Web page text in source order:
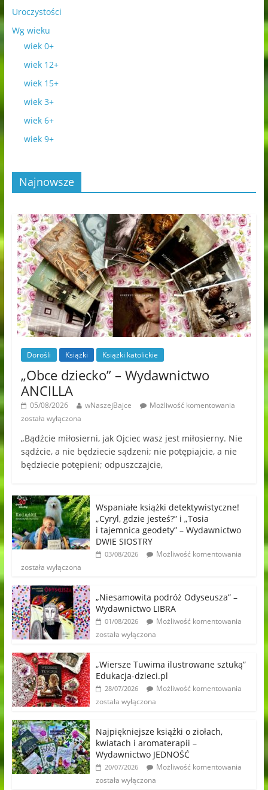
Uroczystości
Wg wieku
wiek 0+
wiek 12+
wiek 15+
wiek 3+
wiek 6+
wiek 9+
Najnowsze
Dorośli Książki Książki katolickie
„Obce dziecko” – Wydawnictwo
ANCILLA
05/08/2026 wNaszejBajce
Możliwość komentowania
została wyłączona
„Bądźcie miłosierni, jak Ojciec wasz jest miłosierny. Nie
sądźcie, a nie będziecie sądzeni; nie potępiajcie, a nie
będziecie potępieni; odpuszczajcie,
Wspaniałe książki detektywistyczne!
„Cyryl, gdzie jesteś?” i „Tosia
i tajemnica geodety” – Wydawnictwo
DWIE SIOSTRY
03/08/2026
Możliwość komentowania
została wyłączona
„Niesamowita podróż Odyseusza” –
Wydawnictwo LIBRA
01/08/2026
Możliwość komentowania
została wyłączona
„Wiersze Tuwima ilustrowane sztuką”
Edukacja-dzieci.pl
28/07/2026
Możliwość komentowania
została wyłączona
Najpiękniejsze książki o ziołach,
kwiatach i aromaterapii –
Wydawnictwo JEDNOŚĆ
20/07/2026
Możliwość komentowania
została wyłączona